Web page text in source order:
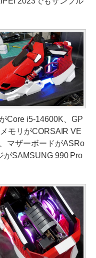
Core i5-14600K、GP
モリがCORSAIR VE
マザーボードがASRo
がSAMSUNG 990 Pro